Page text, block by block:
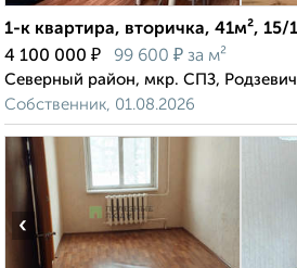
1-к квартира, вторичка, 41м², 15/
4 100 000 ₽ 99 600 ₽ за м²
Северный район, мкр. СПЗ,
Собственник, 01.08.2026
‹